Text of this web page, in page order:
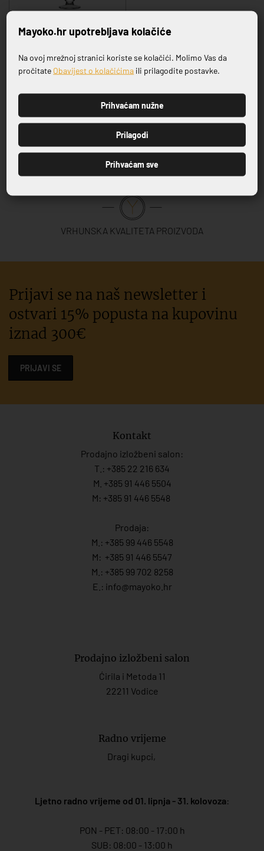
IRISH COFFEE 2,30 DCL
2,49 €
VRHUNSKA KVALITETA PROIZVODA
Prijavi se na naš newsletter i
ostvari 15% popusta na kupovinu
iznad 300€
PRIJAVI SE
Kontakt
Prodajno izložbeni salon:
T.: +385 22 216 634
M. +385 91 446 5504
M: +385 91 446 5548
Prodaja:
M.: +385 99 446 5548
M: +385 91 446 5547
M.: +385 99 702 8258
E.: info@mayoko. hr
Prodajno izložbeni salon
Ćirila i Metoda 11
22211 Vodice
Radno vrijeme
Dragi kupci,
Ljetno radno vrijeme od 01. lipnja - 31. kolovoza:
PON - PET: 08:00 - 17:00 h
SUB: 08:00 - 13:00 h
Prijavite se na naš newsletter
PRIJAVI SE
Mayoko.hr upotrebljava kolačiće
Na ovoj mrežnoj stranici koriste se kolačići. Molimo Vas da
pročitate Obavijest o kolačićima ili prilagodite postavke.
Prihvaćam nužne
Prilagodi
Prihvaćam sve